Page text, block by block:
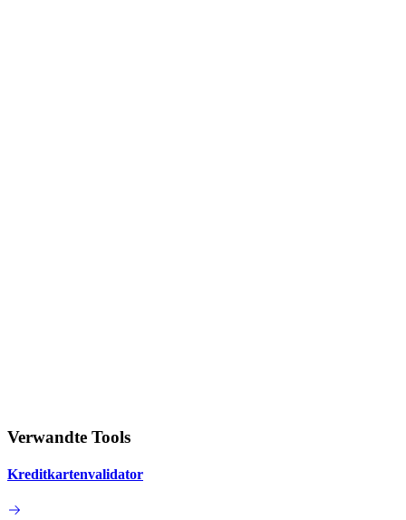
Verwandte Tools
Kreditkartenvalidator